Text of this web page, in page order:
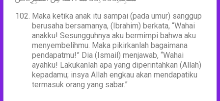
Maka ketika anak itu sampai (pada umur) sanggup
berusaha bersamanya, (Ibrahim) berkata, “Wahai
anakku! Sesungguhnya aku bermimpi bahwa aku
menyembelihmu. Maka pikirkanlah bagaimana
pendapatmu!” Dia (Ismail) menjawab, “Wahai
ayahku! Lakukanlah apa yang diperintahkan (Allah)
kepadamu; insya Allah engkau akan mendapatiku
termasuk orang yang sabar.”